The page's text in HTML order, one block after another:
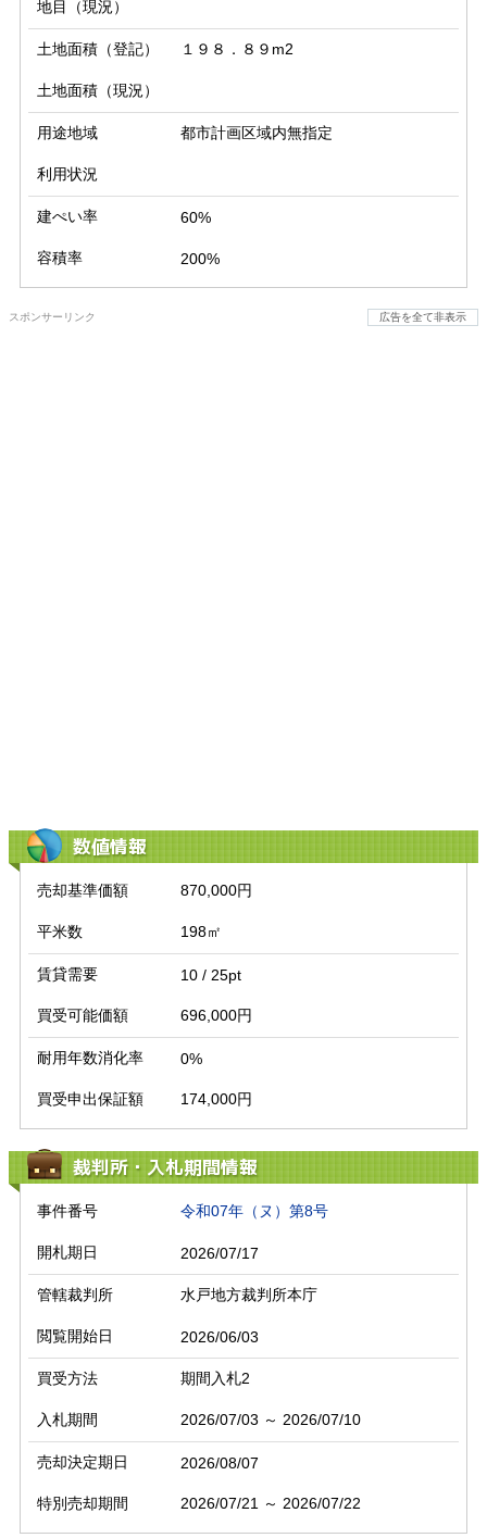
地目（現況）
土地面積（登記） １９８．８９m2
土地面積（現況）
用途地域 都市計画区域内無指定
利用状況
建ぺい率 60%
容積率 200%
スポンサーリンク 広告を全て非表示
数値情報
売却基準価額 870,000円
平米数 198㎡
賃貸需要 10 / 25pt
買受可能価額 696,000円
耐用年数消化率 0%
買受申出保証額 174,000円
裁判所・入札期間情報
事件番号 令和07年（ヌ）第8号
開札期日 2026/07/17
管轄裁判所 水戸地方裁判所本庁
閲覧開始日 2026/06/03
買受方法 期間入札2
入札期間 2026/07/03 ～ 2026/07/10
売却決定期日 2026/08/07
特別売却期間 2026/07/21 ～ 2026/07/22